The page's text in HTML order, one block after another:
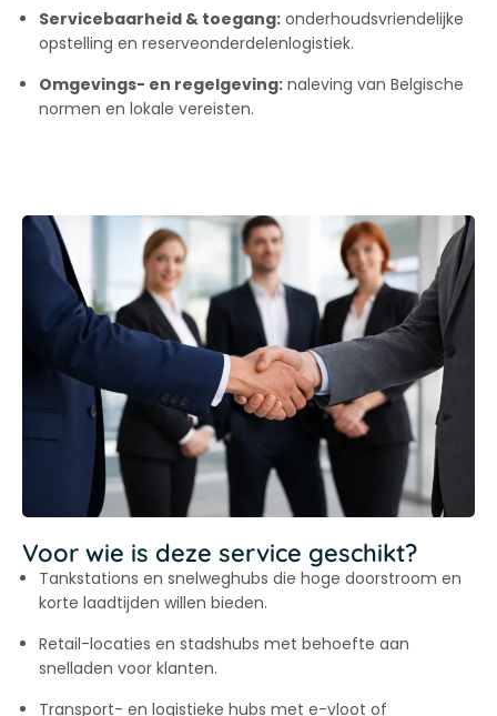
Servicebaarheid & toegang: onderhoudsvriendelijke
opstelling en reserveonderdelenlogistiek.
Omgevings- en regelgeving: naleving van Belgische
normen en lokale vereisten.
Voor wie is deze service geschikt?
Tankstations en snelweghubs die hoge doorstroom en
korte laadtijden willen bieden.
Retail-locaties en stadshubs met behoefte aan
snelladen voor klanten.
Transport- en logistieke hubs met e-vloot of